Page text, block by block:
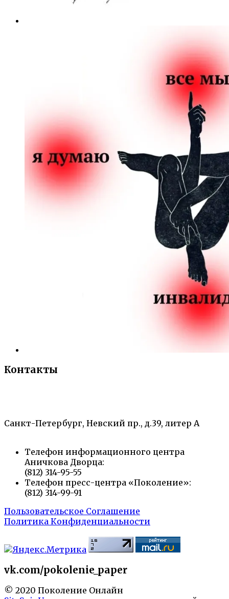
Контакты
Санкт-Петербург, Невский пр., д.39, литер А
Телефон информационного центра
Аничкова Дворца:
(812) 314-95-55
Телефон пресс-центра «Поколение»:
(812) 314-99-91
Пользовательское Соглашение
Политика Конфиденциальности
vk.com/pokolenie_paper
© 2020 Поколение Онлайн